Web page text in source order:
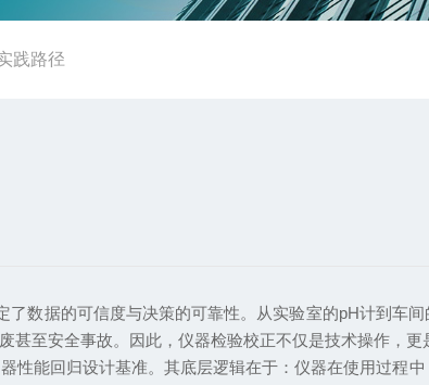
践路径
数据的可信度与决策的可靠性。从实验室的pH计到车
至安全事故。因此，仪器检验校正不仅是技术操作，更
性能回归设计基准。其底层逻辑在于：仪器在使用过程